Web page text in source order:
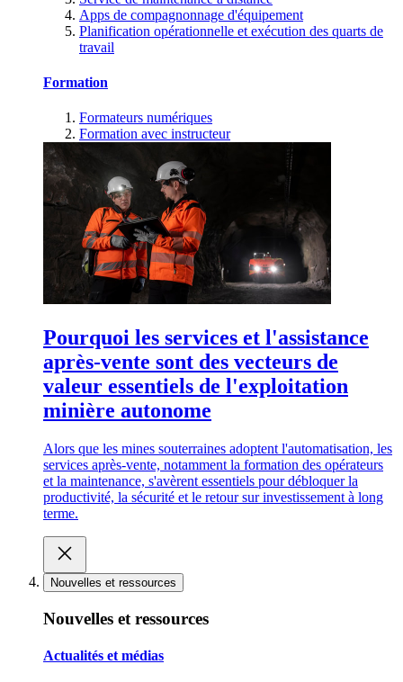
Apps de compagnonnage d'équipement
Planification opérationnelle et exécution des quarts de
travail
Formation
Formateurs numériques
Formation avec instructeur
Pourquoi les services et l'assistance
après-vente sont des vecteurs de
valeur essentiels de l'exploitation
minière autonome
Alors que les mines souterraines adoptent l'automatisation, les
services après-vente, notamment la formation des opérateurs
et la maintenance, s'avèrent essentiels pour débloquer la
productivité, la sécurité et le retour sur investissement à long
terme.
Nouvelles et ressources
Nouvelles et ressources
Actualités et médias